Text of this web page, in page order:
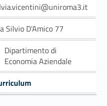
Silvio D'Amico 77
Dipartimento di
Economia Aziendale